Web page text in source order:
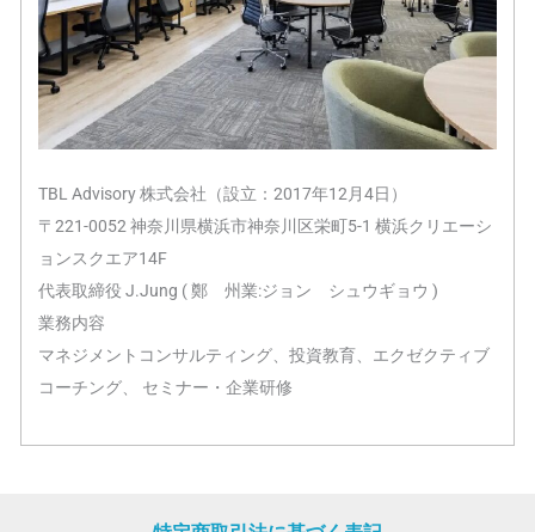
TBL Advisory 株式会社（設立：2017年12月4日）
〒221-0052 神奈川県横浜市神奈川区栄町5-1 横浜クリエーシ
ョンスクエア14F
代表取締役 J.Jung ( 鄭 州業:ジョン シュウギョウ )
業務内容
マネジメントコンサルティング、投資教育、エクゼクティブ
コーチング、 セミナー・企業研修